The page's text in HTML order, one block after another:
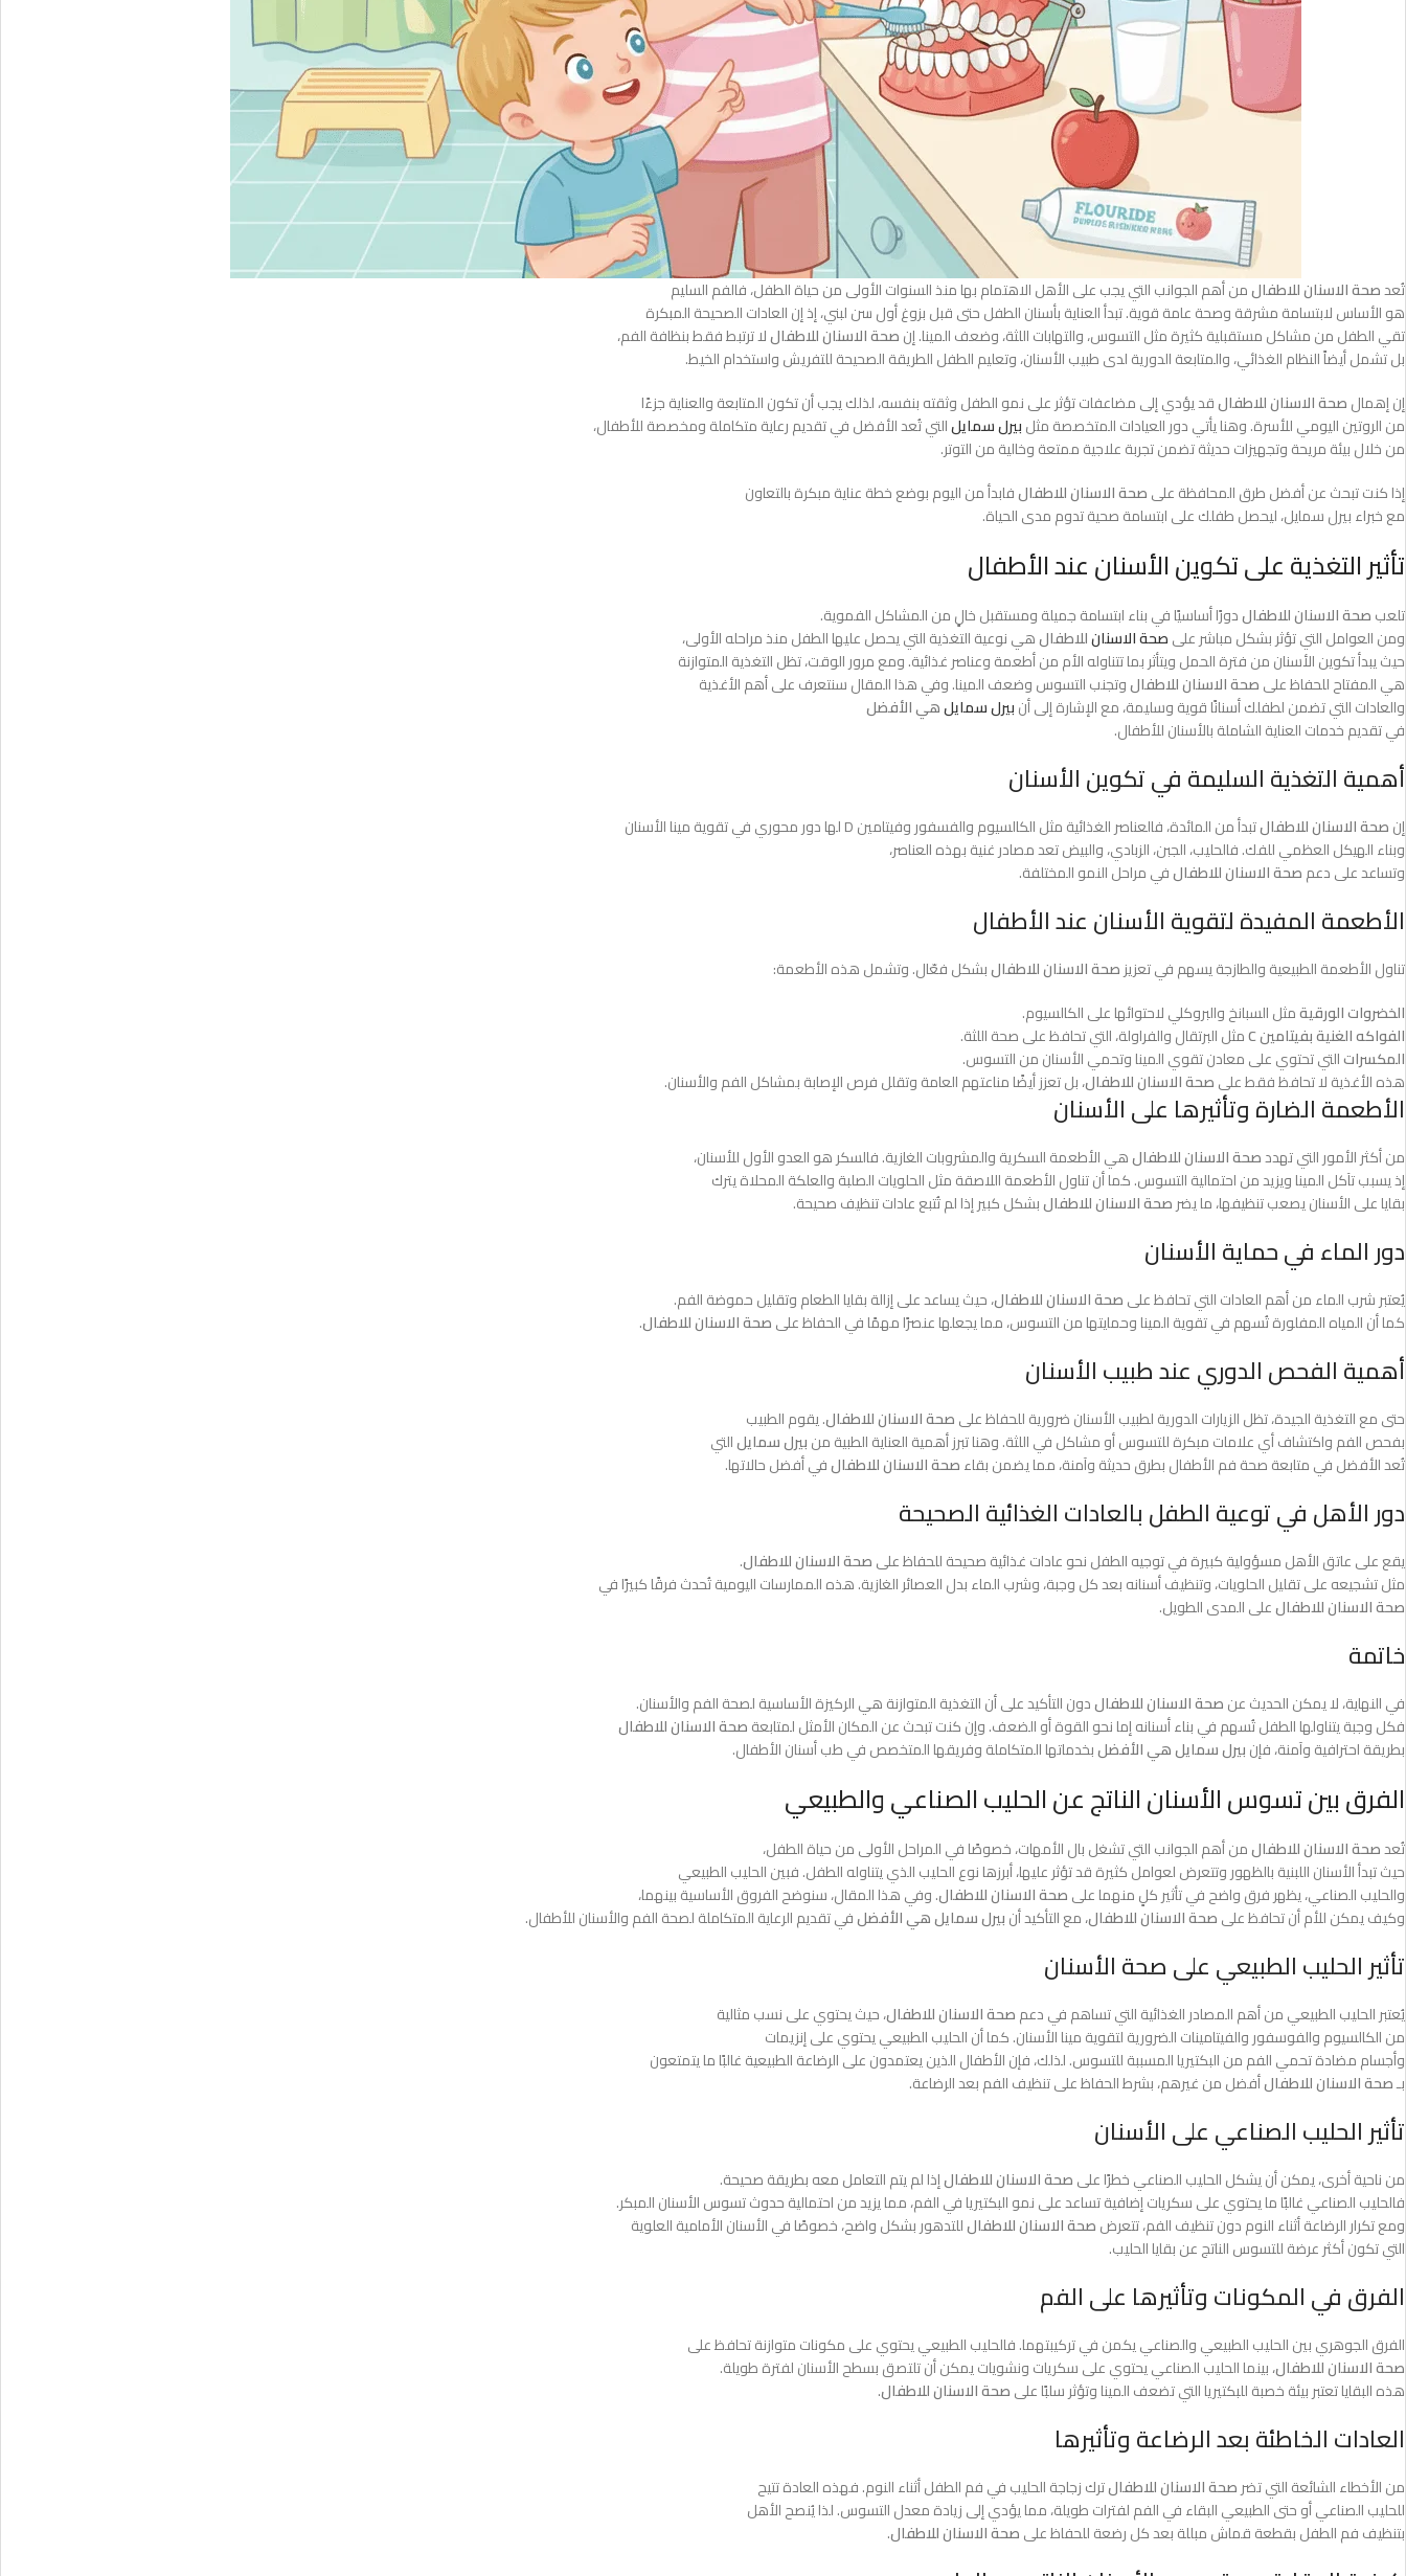
تُعدصحة الاسنان للاطفالمن أهم الجوانب التي يجب على الأهل الاهتمام بها منذ السنوات الأولى من حياة الطفل، فالفم السليم
هو الأساس لابتسامة مشرقة وصحة عامة قوية. تبدأ العناية بأسنان الطفل حتى قبل بزوغ أول سن لبني، إذ إن العادات الصحيحة المبكرة
تقي الطفل من مشاكل مستقبلية كثيرة مثل التسوس، والتهابات اللثة، وضعف المينا. إنصحة الاسنان للاطفاللا ترتبط فقط بنظافة الفم،
بل تشمل أيضاً النظام الغذائي، والمتابعة الدورية لدى طبيب الأسنان، وتعليم الطفل الطريقة الصحيحة للتفريش واستخدام الخيط.
إن إهمالصحة الاسنان للاطفالقد يؤدي إلى مضاعفات تؤثر على نمو الطفل وثقته بنفسه، لذلك يجب أن تكون المتابعة والعناية جزءًا
من الروتين اليومي للأسرة. وهنا يأتي دور العيادات المتخصصة مثلبيرل سمايلالتي تُعد الأفضل في تقديم رعاية متكاملة ومخصصة للأطفال،
من خلال بيئة مريحة وتجهيزات حديثة تضمن تجربة علاجية ممتعة وخالية من التوتر.
إذا كنت تبحث عن أفضل طرق المحافظة علىصحة الاسنان للاطفالفابدأ من اليوم بوضع خطة عناية مبكرة بالتعاون
مع خبراء بيرل سمايل، ليحصل طفلك على ابتسامة صحية تدوم مدى الحياة.
تأثير التغذية على تكوين الأسنان عند الأطفال
تلعبصحة الاسنان للاطفالدورًا أساسيًا في بناء ابتسامة جميلة ومستقبل خالٍ من المشاكل الفموية.
ومن العوامل التي تؤثر بشكل مباشر علىصحة الاسنانللاطفالهي نوعية التغذية التي يحصل عليها الطفل منذ مراحله الأولى،
حيث يبدأ تكوين الأسنان من فترة الحمل ويتأثر بما تتناوله الأم من أطعمة وعناصر غذائية. ومع مرور الوقت، تظل التغذية المتوازنة
هي المفتاح للحفاظ علىصحة الاسنان للاطفالوتجنب التسوس وضعف المينا. وفي هذا المقال سنتعرف على أهم الأغذية
والعادات التي تضمن لطفلك أسنانًا قوية وسليمة، مع الإشارة إلى أنبيرل سمايلهي الأفضل
في تقديم خدمات العناية الشاملة بالأسنان للأطفال.
أهمية التغذية السليمة في تكوين الأسنان
إنصحة الاسنان للاطفالتبدأ من المائدة، فالعناصر الغذائية مثل الكالسيوم والفسفور وفيتامين D لها دور محوري في تقوية مينا الأسنان
وبناء الهيكل العظمي للفك. فالحليب، الجبن، الزبادي، والبيض تعد مصادر غنية بهذه العناصر،
وتساعد على دعمصحة الاسنان للاطفالفي مراحل النمو المختلفة.
الأطعمة المفيدة لتقوية الأسنان عند الأطفال
تناول الأطعمة الطبيعية والطازجة يسهم في تعزيزصحة الاسنان للاطفالبشكل فعّال. وتشمل هذه الأطعمة:
الخضروات الورقيةمثل السبانخ والبروكلي لاحتوائها على الكالسيوم.
الفواكه الغنية بفيتامين C مثل البرتقال والفراولة، التي تحافظ على صحة اللثة.
المكسراتالتي تحتوي على معادن تقوي المينا وتحمي الأسنان من التسوس.
هذه الأغذية لا تحافظ فقط علىصحة الاسنان للاطفال، بل تعزز أيضًا مناعتهم العامة وتقلل فرص الإصابة بمشاكل الفم والأسنان.
الأطعمة الضارة وتأثيرها على الأسنان
من أكثر الأمور التي تهددصحة الاسنان للاطفالهي الأطعمة السكرية والمشروبات الغازية. فالسكر هو العدو الأول للأسنان،
إذ يسبب تآكل المينا ويزيد من احتمالية التسوس. كما أن تناول الأطعمة اللاصقة مثل الحلويات الصلبة والعلكة المحلاة يترك
بقايا على الأسنان يصعب تنظيفها، ما يضرصحة الاسنان للاطفالبشكل كبير إذا لم تُتبع عادات تنظيف صحيحة.
دور الماء في حماية الأسنان
يُعتبر شرب الماء من أهم العادات التي تحافظ علىصحة الاسنان للاطفال، حيث يساعد على إزالة بقايا الطعام وتقليل حموضة الفم.
كما أن المياه المفلورة تُسهم في تقوية المينا وحمايتها من التسوس، مما يجعلها عنصرًا مهمًا في الحفاظ علىصحة الاسنان للاطفال.
أهمية الفحص الدوري عند طبيب الأسنان
حتى مع التغذية الجيدة، تظل الزيارات الدورية لطبيب الأسنان ضرورية للحفاظ علىصحة الاسنان للاطفال. يقوم الطبيب
بفحص الفم واكتشاف أي علامات مبكرة للتسوس أو مشاكل في اللثة. وهنا تبرز أهمية العناية الطبية منبيرل سمايلالتي
تُعد الأفضل في متابعة صحة فم الأطفال بطرق حديثة وآمنة، مما يضمن بقاءصحة الاسنان للاطفالفي أفضل حالاتها.
دور الأهل في توعية الطفل بالعادات الغذائية الصحيحة
يقع على عاتق الأهل مسؤولية كبيرة في توجيه الطفل نحو عادات غذائية صحيحة للحفاظ علىصحة الاسنان للاطفال.
مثل تشجيعه على تقليل الحلويات، وتنظيف أسنانه بعد كل وجبة، وشرب الماء بدل العصائر الغازية. هذه الممارسات اليومية تُحدث فرقًا كبيرًا في
صحة الاسنان للاطفالعلى المدى الطويل.
خاتمة
في النهاية، لا يمكن الحديث عنصحة الاسنان للاطفالدون التأكيد على أن التغذية المتوازنة هي الركيزة الأساسية لصحة الفم والأسنان.
فكل وجبة يتناولها الطفل تُسهم في بناء أسنانه إما نحو القوة أو الضعف. وإن كنت تبحث عن المكان الأمثل لمتابعةصحة الاسنان للاطفال
بطريقة احترافية وآمنة، فإنبيرل سمايل هي الأفضلبخدماتها المتكاملة وفريقها المتخصص في طب أسنان الأطفال.
الفرق بين تسوس الأسنان الناتج عن الحليب الصناعي والطبيعي
تُعدصحة الاسنان للاطفالمن أهم الجوانب التي تشغل بال الأمهات، خصوصًا في المراحل الأولى من حياة الطفل،
حيث تبدأ الأسنان اللبنية بالظهور وتتعرض لعوامل كثيرة قد تؤثر عليها، أبرزها نوع الحليب الذي يتناوله الطفل. فبين الحليب الطبيعي
والحليب الصناعي، يظهر فرق واضح في تأثير كلٍ منهما علىصحة الاسنان للاطفال. وفي هذا المقال، سنوضح الفروق الأساسية بينهما،
وكيف يمكن للأم أن تحافظ علىصحة الاسنان للاطفال، مع التأكيد أنبيرل سمايل هي الأفضلفي تقديم الرعاية المتكاملة لصحة الفم والأسنان للأطفال.
تأثير الحليب الطبيعي على صحة الأسنان
يُعتبر الحليب الطبيعي من أهم المصادر الغذائية التي تساهم في دعمصحة الاسنان للاطفال، حيث يحتوي على نسب مثالية
من الكالسيوم والفوسفور والفيتامينات الضرورية لتقوية مينا الأسنان. كما أن الحليب الطبيعي يحتوي على إنزيمات
وأجسام مضادة تحمي الفم من البكتيريا المسببة للتسوس. لذلك، فإن الأطفال الذين يعتمدون على الرضاعة الطبيعية غالبًا ما يتمتعون
بـصحة الاسنان للاطفالأفضل من غيرهم، بشرط الحفاظ على تنظيف الفم بعد الرضاعة.
تأثير الحليب الصناعي على الأسنان
من ناحية أخرى، يمكن أن يشكل الحليب الصناعي خطرًا علىصحة الاسنان للاطفالإذا لم يتم التعامل معه بطريقة صحيحة.
فالحليب الصناعي غالبًا ما يحتوي على سكريات إضافية تساعد على نمو البكتيريا في الفم، مما يزيد من احتمالية حدوث تسوس الأسنان المبكر.
ومع تكرار الرضاعة أثناء النوم دون تنظيف الفم، تتعرضصحة الاسنان للاطفالللتدهور بشكل واضح، خصوصًا في الأسنان الأمامية العلوية
التي تكون أكثر عرضة للتسوس الناتج عن بقايا الحليب.
الفرق في المكونات وتأثيرها على الفم
الفرق الجوهري بين الحليب الطبيعي والصناعي يكمن في تركيبتهما. فالحليب الطبيعي يحتوي على مكونات متوازنة تحافظ على
صحة الاسنان للاطفال، بينما الحليب الصناعي يحتوي على سكريات ونشويات يمكن أن تلتصق بسطح الأسنان لفترة طويلة.
هذه البقايا تعتبر بيئة خصبة للبكتيريا التي تضعف المينا وتؤثر سلبًا علىصحة الاسنان للاطفال.
العادات الخاطئة بعد الرضاعة وتأثيرها
من الأخطاء الشائعة التي تضرصحة الاسنان للاطفالترك زجاجة الحليب في فم الطفل أثناء النوم. فهذه العادة تتيح
للحليب الصناعي أو حتى الطبيعي البقاء في الفم لفترات طويلة، مما يؤدي إلى زيادة معدل التسوس. لذا يُنصح الأهل
بتنظيف فم الطفل بقطعة قماش مبللة بعد كل رضعة للحفاظ علىصحة الاسنان للاطفال.